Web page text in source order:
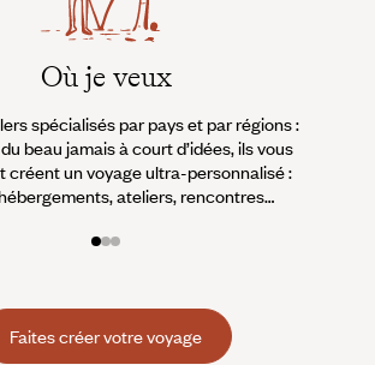
Où je veux
spécialisés par pays et par régions :
beau jamais à court d’idées, ils vous
créent un voyage ultra-personnalisé :
ateliers, rencontres…
Faites créer votre voyage